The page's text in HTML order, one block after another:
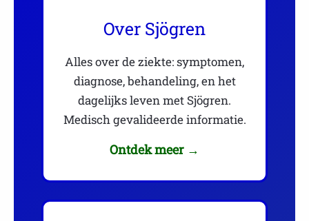
Over Sjögren
Alles over de ziekte: symptomen,
diagnose, behandeling, en het
dagelijks leven met Sjögren.
Medisch gevalideerde informatie.
Ontdek meer →